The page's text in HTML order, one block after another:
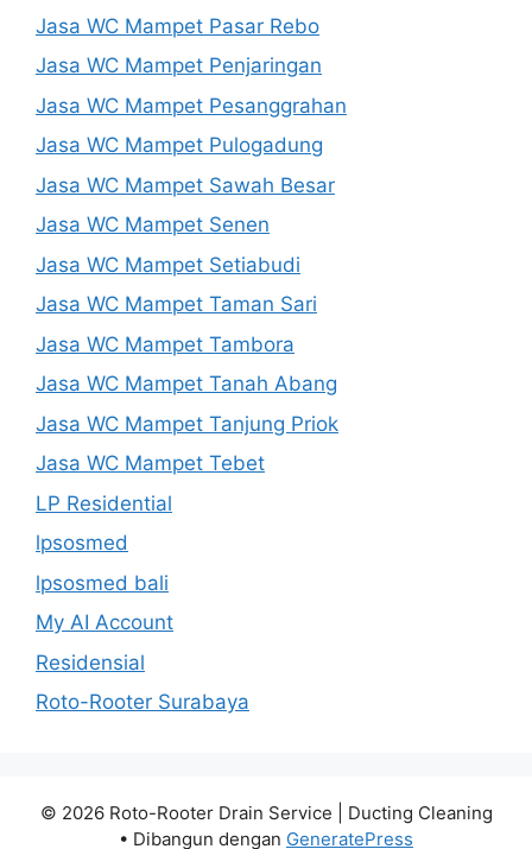
Jasa WC Mampet Pasar Rebo
Jasa WC Mampet Penjaringan
Jasa WC Mampet Pesanggrahan
Jasa WC Mampet Pulogadung
Jasa WC Mampet Sawah Besar
Jasa WC Mampet Senen
Jasa WC Mampet Setiabudi
Jasa WC Mampet Taman Sari
Jasa WC Mampet Tambora
Jasa WC Mampet Tanah Abang
Jasa WC Mampet Tanjung Priok
Jasa WC Mampet Tebet
LP Residential
lpsosmed
lpsosmed bali
My AI Account
Residensial
Roto-Rooter Surabaya
© 2026 Roto-Rooter Drain Service | Ducting Cleaning
• Dibangun dengan GeneratePress